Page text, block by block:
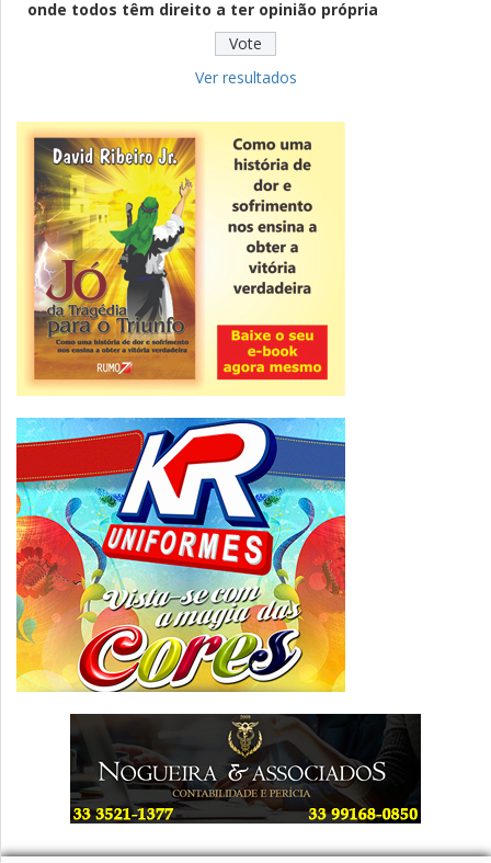
Fies: pré-selecionados têm até terça
para complementar informações
Novidade
CNPJ alfanumérico começa a ser emitido
nesta sexta
ver todas »
onde todos têm direito a ter opinião própria
Ver resultados